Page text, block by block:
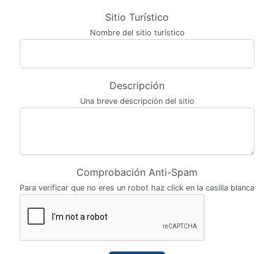
Sitio Turístico
Nombre del sitio turístico
Descripción
Una breve descripción del sitio
Comprobación Anti-Spam
Para verificar que no eres un robot haz click en la casilla blanca